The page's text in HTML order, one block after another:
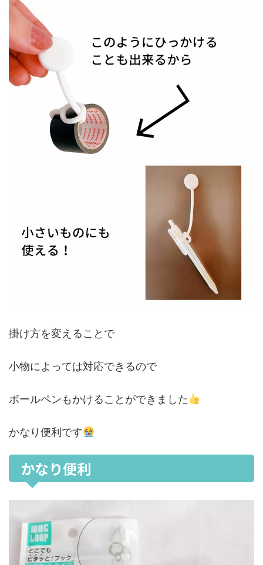
掛け方を変えることで
小物によっては対応できるので
ボールペンもかけることができました
かなり便利です
かなり便利